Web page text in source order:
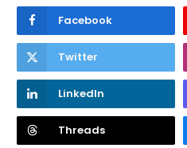
Facebook
Twitter
LinkedIn
Threads